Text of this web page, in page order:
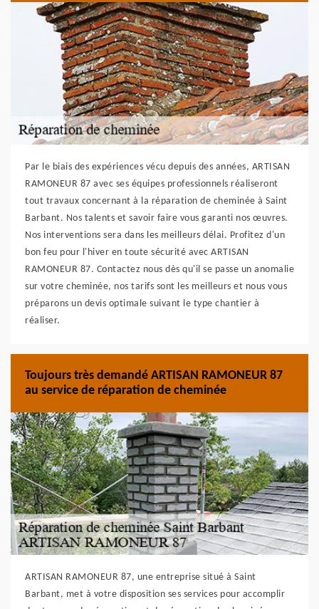
Par le biais des expériences vécu depuis des années, ARTISAN
RAMONEUR 87 avec ses équipes professionnels réaliseront
tout travaux concernant à la réparation de cheminée à Saint
Barbant. Nos talents et savoir faire vous garanti nos œuvres.
Nos interventions sera dans les meilleurs délai. Profitez d'un
bon feu pour l'hiver en toute sécurité avec ARTISAN
RAMONEUR 87. Contactez nous dès qu'il se passe un anomalie
sur votre cheminée, nos tarifs sont les meilleurs et nous vous
préparons un devis optimale suivant le type chantier à
réaliser.
Toujours très demandé ARTISAN RAMONEUR 87
au service de réparation de cheminée
ARTISAN RAMONEUR 87, une entreprise situé à Saint
Barbant, met à votre disposition ses services pour accomplir